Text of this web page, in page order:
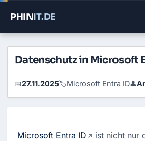
PHINIT.DE
Datenschutz in Microsoft
📅27.11.2025🏷️Microsoft Entra ID👤
Microsoft Entra ID
ist nicht nur